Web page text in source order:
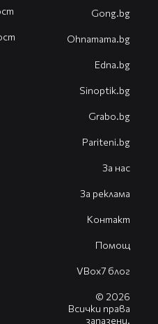
Gong.bg
Оhnamama.bg
Edna.bg
Sinoptik.bg
Grabo.bg
Pariteni.bg
За нас
За реклама
Контакт
Помощ
VBox7 блог
© 2026
Всички права
запазени.